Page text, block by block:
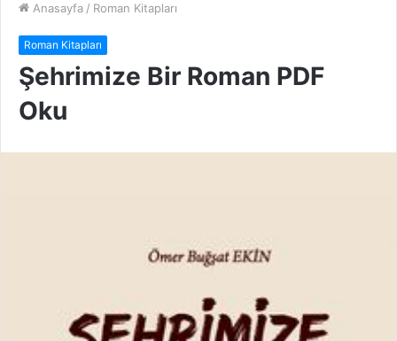
Anasayfa / Roman Kitapları
Roman Kitapları
Şehrimize Bir Roman PDF
Oku